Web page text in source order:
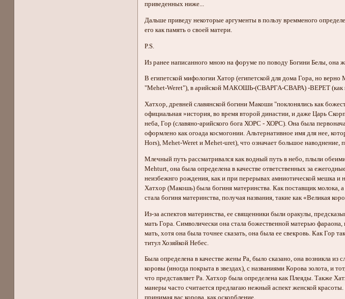
приведенных ниже...
Дальше приведу некоторые аргументы в пользу времменого
его как память о своей матери.
P.S.
Из ранее написанного мною на форуме по поводу Богини Белы, она
В египетской мифологии Хатор (египетской для дома Гора, но
"Mehet-Weret"), в арийской МАКОШЬ-(СВАРГА-СВАРА) -ВЕРЕТ (как
Хатхор, древней славянской богини Макоши "поклонялись как
официальная »история, во время второй династии, и даже Царь
неба, Гор (славяно-арийского бога ХОРС - ХОРС). Она была
оформлено как огоада космогонии. Альтернативное имя для нее,
Hors), Mehet-Weret и Mehet-uret), что означает большое
Млечный путь рассматривался как водный путь в небо, плыли
Mehturt, она была определена в качестве ответственных за
неизбежнго рождения, как и при перерывах амниотической мешка и
Хатхор (Макошь) была богиня материнства. Как поставщик молока,
стала богиня материнства, получая названия, такие как «Великая
Из-за аспектов материнства, ее священники были оракулы,
мать Гора. Символически она стала божественной матерью
мать, хотя она была точнее сказать, она была ее свекровь. Как Гор
титул Хозяйкой Небес.
Была определена в качестве жены Ра, было сказано, она возникла из
коровы (иногда покрыта в звездах), с названиями Корова золота, и
что представляет Ра. Хатхор была определена как Плеяды. Также
манеры часто считается предлагаю нежный аспект женской